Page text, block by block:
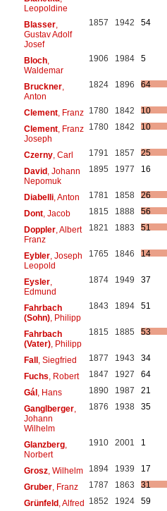
Leopoldine
Blasser,
Gustav Adolf
Josef
1857 1942 54
Bloch,
Waldemar
1906 1984 5
Bruckner,
Anton
1824 1896 64
Clement, Franz 1780 1842
10
Clement, Franz
Joseph
1780 1842 10
Czerny, Carl 1791 1857
25
David, Johann
Nepomuk
1895 1977 16
Diabelli, Anton 1781 1858
26
Dont, Jacob 1815 1888
56
Doppler, Albert
Franz
1821 1883 51
Eybler, Joseph
Leopold
1765 1846 14
Eysler,
Edmund
1874 1949 37
Fahrbach
(Sohn), Philipp
1843 1894 51
Fahrbach
(Vater), Philipp
1815 1885 53
Fall, Siegfried 1877 1943
34
Fuchs , Robert 1847 1927
64
Gál, Hans 1890 1987
21
Ganglberger,
Johann
Wilhelm
1876 1938 35
Glanzberg,
Norbert
1910 2001 1
Grosz, Wilhelm 1894 1939
17
Gruber, Franz 1787 1863
31
Grünfeld, Alfred 1852 1924
59